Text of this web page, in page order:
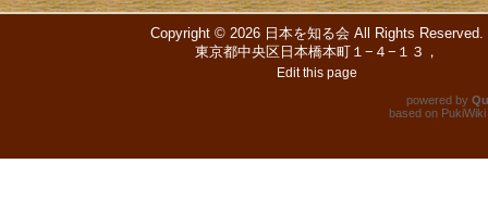
Copyright © 2026 日本を知る会 All Rights Reserved.
東京都中央区日本橋本町１−４−１３，
Edit this page
powered by
based on PukiWiki